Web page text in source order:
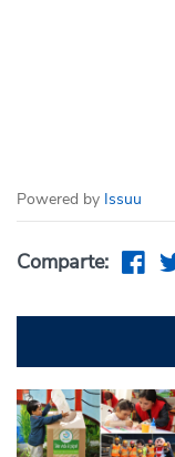
Powered by Issuu
Comparte: